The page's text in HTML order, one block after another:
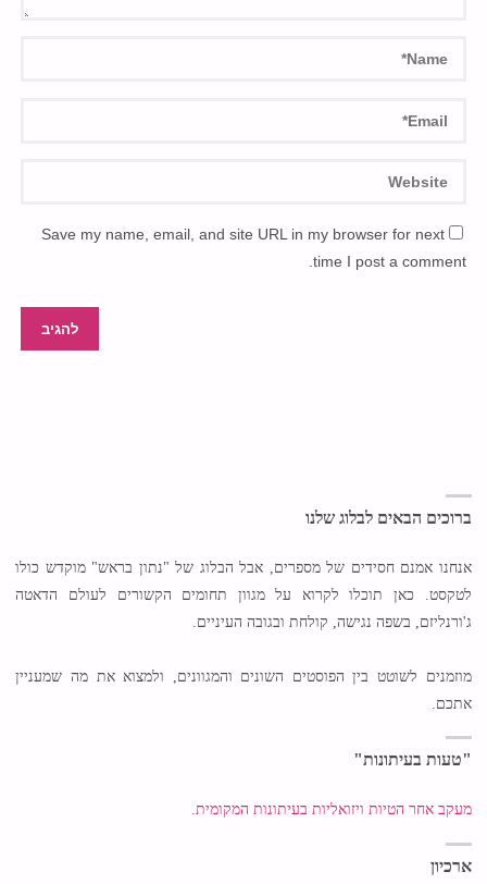
Save my name, email, and site URL in my browser for next
time I post a comment.
ברוכים הבאים לבלוג שלנו
אנחנו אמנם חסידים של מספרים, אבל הבלוג של "נתון בראש" מוקדש כולו
לטקסט. כאן תוכלו לקרוא על מגוון תחומים הקשורים לעולם הדאטה
ג'ורנליזם, בשפה נגישה, קולחת ובגובה העיניים.
מוזמנים לשוטט בין הפוסטים השונים והמגוונים, ולמצוא את מה שמעניין
אתכם.
"טעות בעיתונות"
מעקב אחר הטיות ויזואליות בעיתונות המקומית.
ארכיון